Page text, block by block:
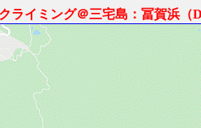
ライミング＠三宅島：冨賀浜（